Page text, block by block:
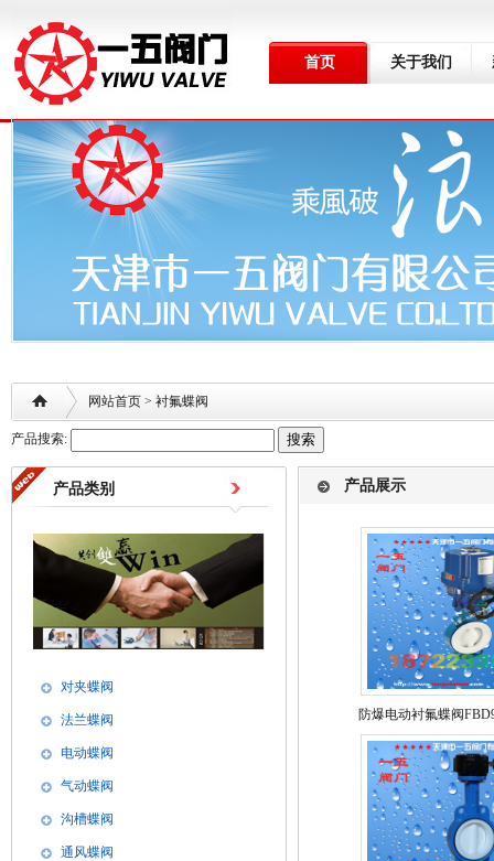
首页 关于我们
网站首页 > 衬氟蝶阀
产品搜索:
产品类别
对夹蝶阀
法兰蝶阀
电动蝶阀
气动蝶阀
沟槽蝶阀
通风蝶阀
产品展示
防爆电动衬氟蝶阀